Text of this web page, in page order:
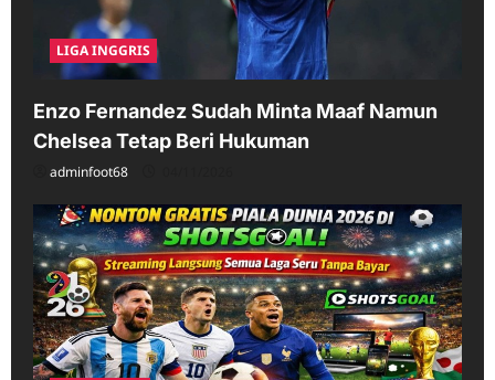
LIGA INGGRIS
Enzo Fernandez Sudah Minta Maaf Namun
Chelsea Tetap Beri Hukuman
adminfoot68